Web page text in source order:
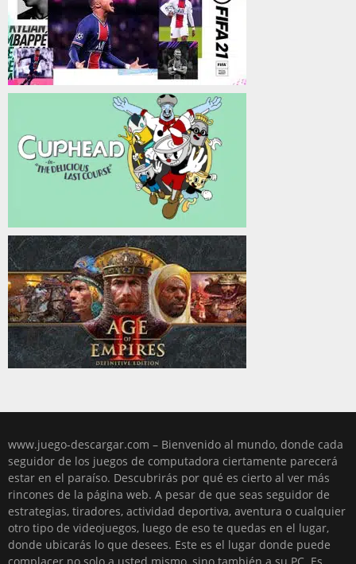
www.juego-descargar.com – Bienvenido al mundo, donde cada
seguidor de los juegos de computadora ciertamente parecerá
estar en el paraíso. Descubrirás por qué es cierto al ver más
rincones de la página web. A pesar de que seas seguidor de
estrategias, tiradores, actividad deportiva, aventura o cualquier
otro tipo de videojuegos, luego de eso te quedas en el lugar,
donde ubicarás lo que desees. Este es el lugar donde puede